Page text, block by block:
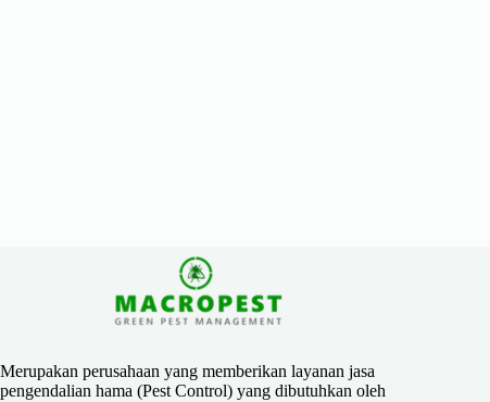
Merupakan perusahaan yang memberikan layanan jasa
pengendalian hama (Pest Control) yang dibutuhkan oleh